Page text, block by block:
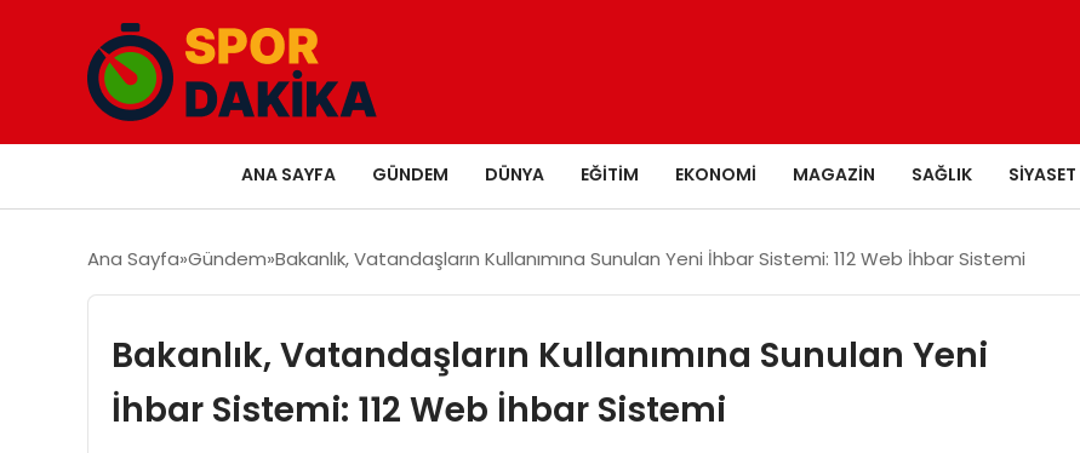
ANA SAYFA GÜNDEM DÜNYA EĞITIM EKONOMI MAGAZIN SAĞLIK SIYASET
Ana Sayfa Gündem Bakanlık, Vatandaşların Kullanımına Sunulan Yeni İhbar Sistemi: 112 Web İhbar Sistemi
Bakanlık, Vatandaşların Kullanımına Sunulan Yeni
İhbar Sistemi: 112 Web İhbar Sistemi